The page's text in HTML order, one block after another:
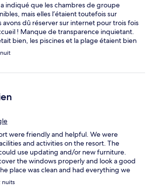
a indiqué que les chambres de groupe
mais elles l’étaient toutefois sur
dû réserver sur internet pour trois fois
! Manque de transparence inquietant.
bien, les piscines et la plage étaient bien
were friendly and helpful. We were
and activities on the resort. The
use updating and/or new furniture.
the windows properly and look a good
place was clean and had everything we
It was a quick taxi boat ride (or drive)
Town Korcula.
nuits